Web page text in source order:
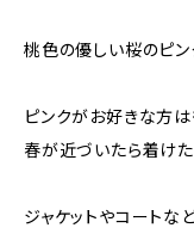
桃色の優しい桜のピ
ピンクがお好きな方は
春が近づいたら着け
ジャケットやコートな